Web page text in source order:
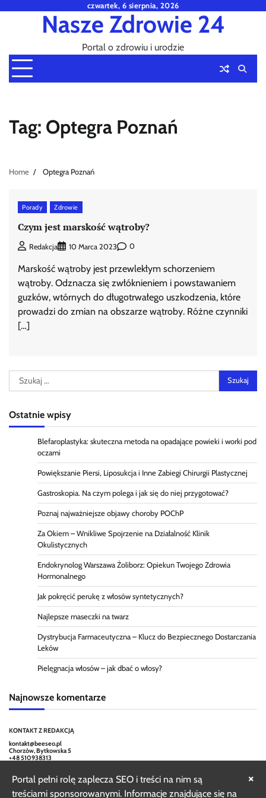
×
Portal pełni rolę zaplecza SEO i treści na nim są
treściami sponsorowanymi. Informacje znajdujące się na
czwartek, 6 sierpnia, 2026
Nasze Zdrowie 24
Portal o zdrowiu i urodzie
Tag: Optegra Poznań
Home Optegra Poznań
Porady Zdrowie
Czym jest marskość wątroby?
Redakcja 10 Marca 2023 0
Marskość wątroby jest przewlekłym schorzeniem
wątroby. Odznacza się zwłóknieniem i powstawaniem
guzków, wtórnych do długotrwałego uszkodzenia, które
prowadzi do zmian na obszarze wątroby. Różne czynniki
[…]
Szukaj:
Ostatnie wpisy
Blefaroplastyka: skuteczna metoda na opadające powieki i worki pod
oczami
Powiększanie Piersi, Liposukcja i Inne Zabiegi Chirurgii Plastycznej
Gastroskopia. Na czym polega i jak się do niej przygotować?
Poznaj najważniejsze objawy choroby POChP
Za Okiem – Wnikliwe Spojrzenie na Działalność Klinik
Okulistycznych
Endokrynolog Warszawa Żoliborz: Opiekun Twojego Zdrowia
Hormonalnego
Jak pokręcić perukę z włosów syntetycznych?
Najlepsze maseczki na twarz
Dystrybucja Farmaceutyczna – Klucz do Bezpiecznego Dostarczania
Leków
Pielęgnacja włosów – jak dbać o włosy?
Najnowsze komentarze
KONTAKT Z REDAKCJĄ
kontakt@beeseo.pl
Chorzów, Bytkowska 5
+48 510938313